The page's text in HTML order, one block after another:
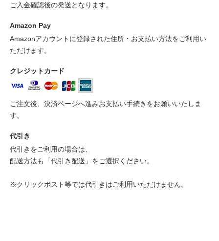
ご入金確認後の発送となります。
Amazon Pay
Amazonアカウントに登録された住所・お支払い方法をご利用い
ただけます。
クレジットカード
ご注文後、決済ページへ進みお支払い手続きをお願いいたしま
す。
代引き
代引きをご利用の場合は、
配送方法も「代引き配送」をご選択ください。
※クリックポスト等では代引きはご利用いただけません。